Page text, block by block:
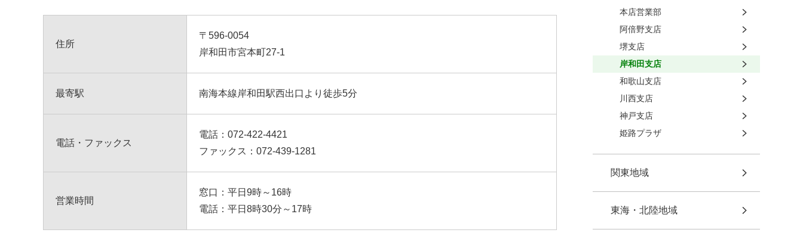
住所
〒596-0054
岸和田市宮本町27-1
最寄駅 南海本線岸和田駅西出口より徒歩5分
電話・ファックス
電話： 072-422-4421
ファックス：072-439-1281
営業時間
窓口：平日9時～16時
電話：平日8時30分～17時
本店営業部
阿倍野支店
堺支店
岸和田支店
和歌山支店
川西支店
神戸支店
姫路プラザ
関東地域
東海・北陸地域